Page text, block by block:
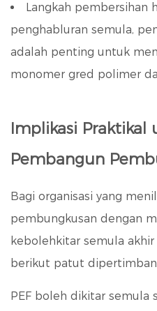
Langkah pembersihan
penghabluran semula,
adalah penting untuk
monomer gred polimer
Implikasi
Pembangun
Bagi organisasi yang
pembungkusan dengan
kebolehkitar semula akhir
berikut patut
PEF boleh dikitar semula